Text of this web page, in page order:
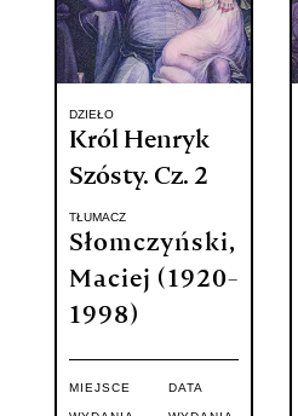
DZIEŁO
Król Henryk
Szósty. Cz. 2
TŁUMACZ
Słomczyński,
Maciej (1920-
1998)
MIEJSCE DATA